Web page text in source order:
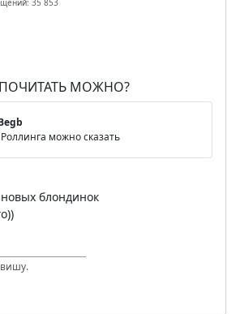
35 853
МОЖНО?
можно сказать
блондинок